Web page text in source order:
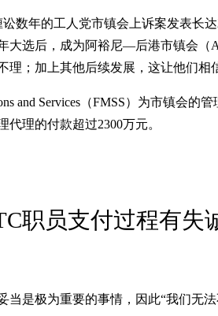
数年的工人党市镇会上诉案发表长
大选后，成为阿裕尼—后港市镇会（
理；加上其他后续发展，这让他们
and Services（FMSS）为市镇会
理的付款超过2300万元。
职员支付过程有失
当是极为重要的事情，因此“我们无